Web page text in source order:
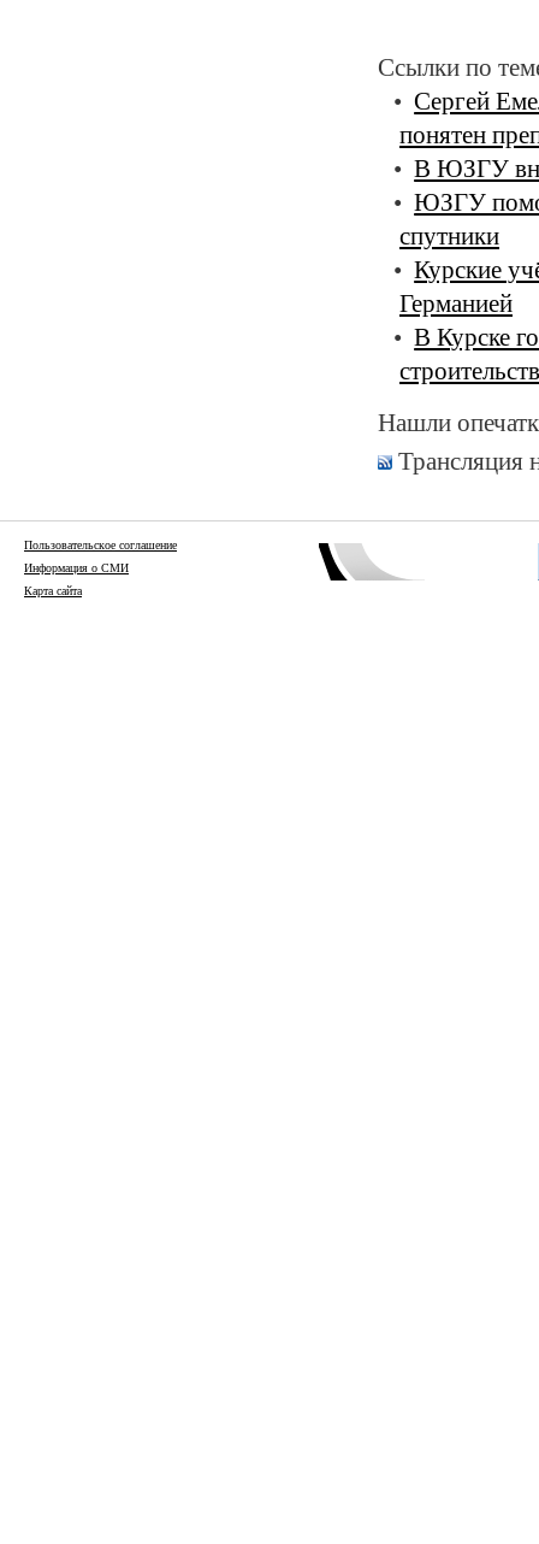
Ссылки по
Сергей
понятен
В ЮЗГУ
ЮЗГУ
спутники
Курские
Германией
В Курске
Нашли
Трансляция
Пользовательское соглашение
Информация о СМИ
Карта сайта